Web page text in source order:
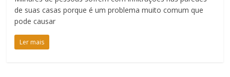
de suas casas porque é um problema muito comum que
pode causar
Ler mais